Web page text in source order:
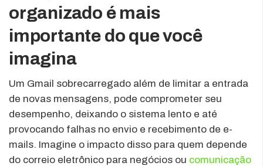
organizado é mais
importante do que você
imagina
Um Gmail sobrecarregado além de limitar a entrada
de novas mensagens, pode comprometer seu
desempenho, deixando o sistema lento e até
provocando falhas no envio e recebimento de e-
mails. Imagine o impacto disso para quem depende
do correio eletrônico para negócios ou comunicação